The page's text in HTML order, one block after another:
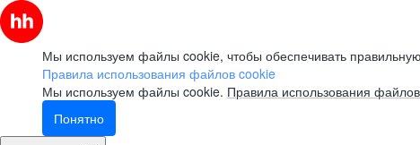
Мы используем файлы cookie, чтобы обеспечивать
Правила использования файлов cookie
Мы используем файлы cookie. Правила использования
Понятно